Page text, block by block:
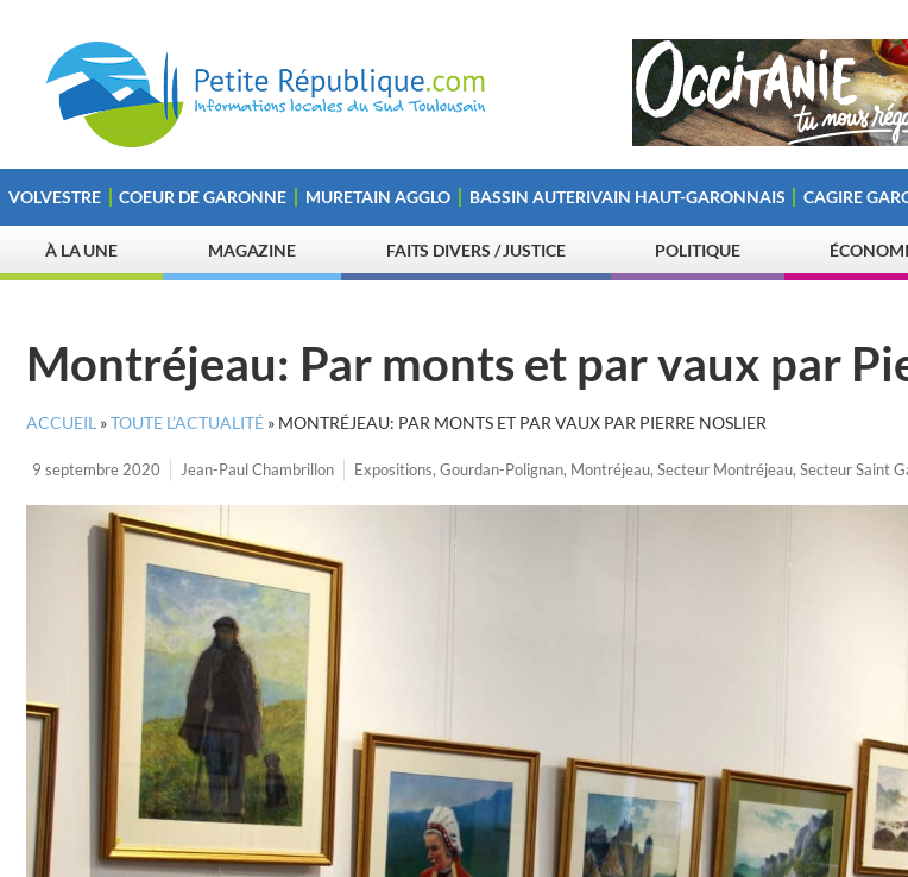
VOLVESTRE COEUR DE GARONNE MURETAIN AGGLO BASSIN AUTERIVAIN HAUT-GARONNAIS CAGIRE
À LA UNE MAGAZINE FAITS DIVERS / JUSTICE POLITIQUE
Montréjeau: Par monts et par vaux par
ACCUEIL »TOUTE L’ACTUALITÉ » MONTRÉJEAU: PAR MONTS ET PAR VAUX PAR PIERRE NOSLIER
9 septembre 2020 Jean-Paul Chambrillon Expositions, Gourdan-Polignan, Montréjeau, Secteur Montréjeau, Secteur Saint